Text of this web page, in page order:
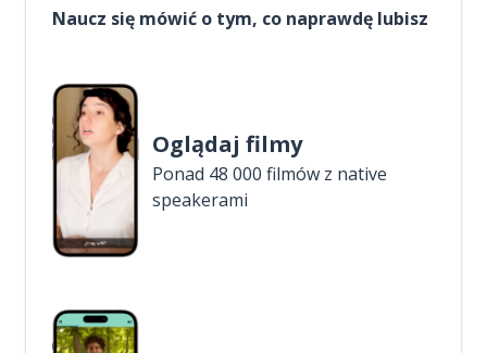
Naucz się mówić o tym, co naprawdę lubisz
Oglądaj filmy
Ponad 48 000 filmów z native
speakerami